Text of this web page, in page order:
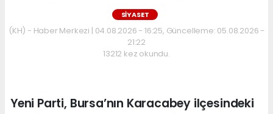
SİYASET
(KH) - Haber Merkezi | 04.08.2026 - 16:25, Güncelleme: 05.08.2026 -
21:22
13212 kez okundu.
Yeni Parti, Bursa’nın Karacabey ilçesindeki